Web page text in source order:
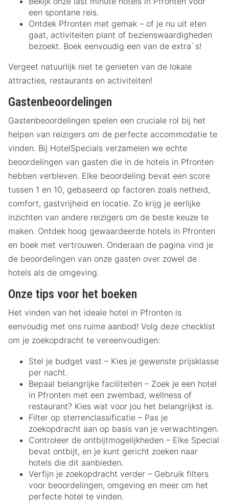
een spontane reis.
Ontdek Pfronten met gemak – of je nu uit eten
gaat, activiteiten plant of bezienswaardigheden
bezoekt. Boek eenvoudig een van de extra`s!
Vergeet natuurlijk niet te genieten van de lokale
attracties, restaurants en activiteiten!
Gastenbeoordelingen
Gastenbeoordelingen spelen een cruciale rol bij het
helpen van reizigers om de perfecte accommodatie te
vinden. Bij HotelSpecials verzamelen we echte
beoordelingen van gasten die in de hotels in Pfronten
hebben verbleven. Elke beoordeling bevat een score
tussen 1 en 10, gebaseerd op factoren zoals netheid,
comfort, gastvrijheid en locatie. Zo krijg je eerlijke
inzichten van andere reizigers om de beste keuze te
maken. Ontdek hoog gewaardeerde hotels in Pfronten
en boek met vertrouwen. Onderaan de pagina vind je
de beoordelingen van onze gasten over zowel de
hotels als de omgeving.
Onze tips voor het boeken
Het vinden van het ideale hotel in Pfronten is
eenvoudig met ons ruime aanbod! Volg deze checklist
om je zoekopdracht te vereenvoudigen:
Stel je budget vast – Kies je gewenste prijsklasse
per nacht.
Bepaal belangrijke faciliteiten – Zoek je een hotel
in Pfronten met een zwembad, wellness of
restaurant? Kies wat voor jou het belangrijkst is.
Filter op sterrenclassificatie – Pas je
zoekopdracht aan op basis van je verwachtingen.
Controleer de ontbijtmogelijkheden – Elke Special
bevat ontbijt, en je kunt gericht zoeken naar
hotels die dit aanbieden.
Verfijn je zoekopdracht verder – Gebruik filters
voor beoordelingen, omgeving en meer om het
perfecte hotel te vinden.